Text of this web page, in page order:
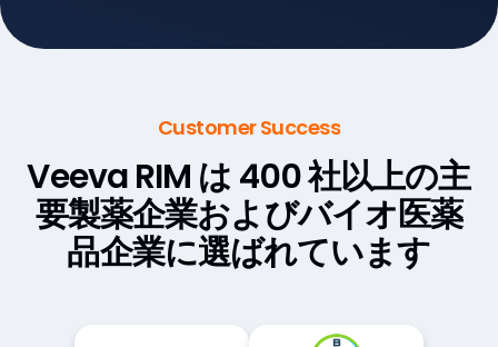
Customer Success
Veeva RIM は 400 社以上の主
要製薬企業およびバイオ医薬
品企業に選ばれています